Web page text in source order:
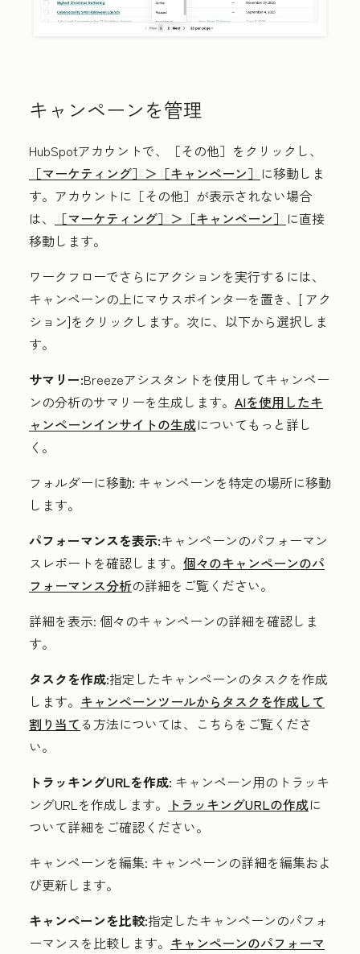
キャンペーンを管理
HubSpotアカウントで、
［その他］をクリックし、
［マーケティング］＞ ［キャンペーン］ に移動しま
す。アカウントに ［その他］が表示されない場合
は、
［マーケティング］＞ ［キャンペーン］ に直接
移動します。
ワークフローでさらにアクションを実行するには、
キャンペーンの上にマウスポインターを置き、[ アク
ション]をクリックします。次に、以下から選択しま
す。
サマリー:Breezeアシスタントを使用してキャンペー
ンの分析のサマリーを生成します。 AIを使用したキ
ャンペーンインサイトの生成についてもっと詳し
く。
フォルダーに移動: キャンペーンを特定の場所に移動
します。
パフォーマンスを表示:キャンペーンのパフォーマン
スレポートを確認します。 個々のキャンペーンのパ
フォーマンス分析の詳細をご覧ください。
詳細を表示: 個々のキャンペーンの詳細を確認しま
す。
タスクを作成:指定したキャンペーンのタスクを作成
します。 キャンペーンツールからタスクを作成して
割り当てる方法については、こちらをご覧くださ
い。
トラッキングURLを作成: キャンペーン用のトラッキ
ングURLを作成します。
トラッキングURLの作成に
ついて詳細をご確認ください。
キャンペーンを編集: キャンペーンの詳細を編集およ
び更新します。
キャンペーンを比較:指定したキャンペーンのパフォ
ーマンスを比較します。 キャンペーンのパフォーマ